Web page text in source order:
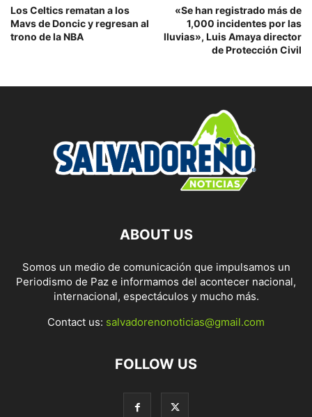
Los Celtics rematan a los
Mavs de Doncic y regresan al
trono de la NBA
«Se han registrado más de
1,000 incidentes por las
lluvias», Luis Amaya director
de Protección Civil
ABOUT US
Somos un medio de comunicación que impulsamos un
Periodismo de Paz e informamos del acontecer nacional,
internacional, espectáculos y mucho más.
Contact us: salvadorenonoticias@gmail.com
FOLLOW US